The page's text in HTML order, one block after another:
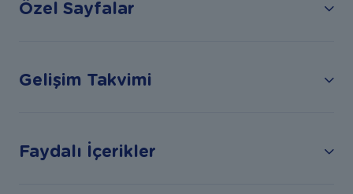
Özel Sayfalar
Gelişim Takvimi
Faydalı İçerikler